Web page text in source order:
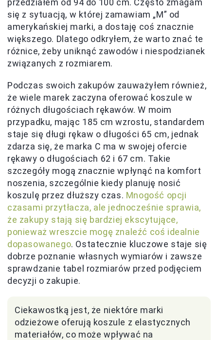
się z sytuacją, w której zamawiam „M” od
amerykańskiej marki, a dostaję coś znacznie
większego. Dlatego odkryłem, że warto znać te
różnice, żeby uniknąć zawodów i niespodzianek
związanych z rozmiarem.
Podczas swoich zakupów zauważyłem również,
że wiele marek zaczyna oferować koszule w
różnych długościach rękawów. W moim
przypadku, mając 185 cm wzrostu, standardem
staje się długi rękaw o długości 65 cm, jednak
zdarza się, że marka C ma w swojej ofercie
rękawy o długościach 62 i 67 cm. Takie
szczegóły mogą znacznie wpłynąć na komfort
noszenia, szczególnie kiedy planuję nosić
koszulę przez dłuższy czas. Mnogość opcji
czasami przytłacza, ale jednocześnie sprawia,
że zakupy stają się bardziej ekscytujące,
ponieważ wreszcie mogę znaleźć coś idealnie
dopasowanego. Ostatecznie kluczowe staje się
dobrze poznanie własnych wymiarów i zawsze
sprawdzanie tabel rozmiarów przed podjęciem
decyzji o zakupie.
Ciekawostką jest, że niektóre marki
odzieżowe oferują koszule z elastycznych
materiałów, co może wpływać na